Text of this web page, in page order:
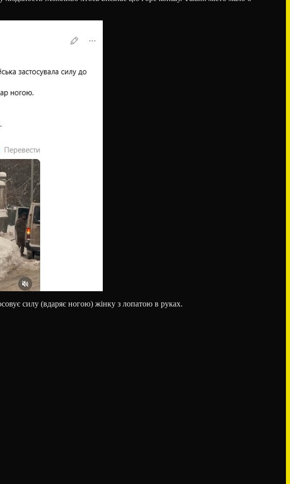
силу (вдаряє ногою) жінку з лопатою в руках.